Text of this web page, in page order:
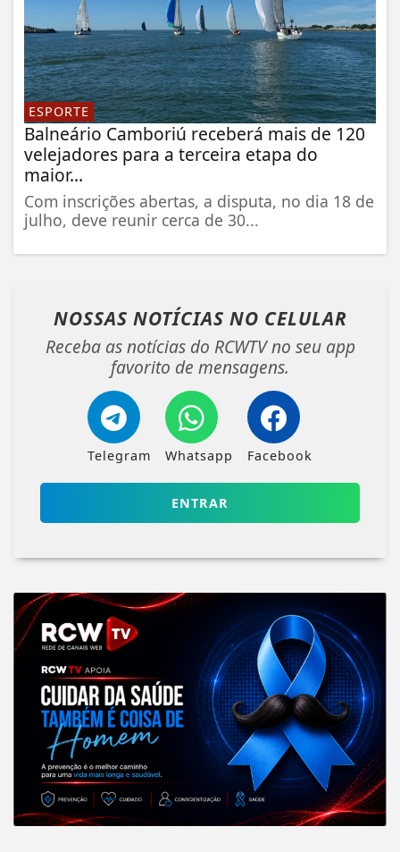
ESPORTE
Balneário Camboriú receberá mais de 120
velejadores para a terceira etapa do
maior...
Com inscrições abertas, a disputa, no dia 18 de
julho, deve reunir cerca de 30...
NOSSAS NOTÍCIAS NO CELULAR
Receba as notícias do RCWTV no seu app
favorito de mensagens.
Telegram Whatsapp Facebook
ENTRAR